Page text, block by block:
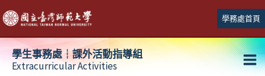
跳
至
主
學務處首頁
學生事務處┆課外活動指導組
Extracurricular Activities